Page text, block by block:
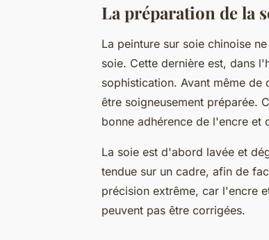
La préparation de la
La peinture sur soie chinoise
soie. Cette dernière est, dans
sophistication. Avant même
être soigneusement préparée.
bonne adhérence de l'encre et
La soie est d'abord lavée et
tendue sur un cadre, afin de
précision extrême, car l'encre
peuvent pas être corrigées.